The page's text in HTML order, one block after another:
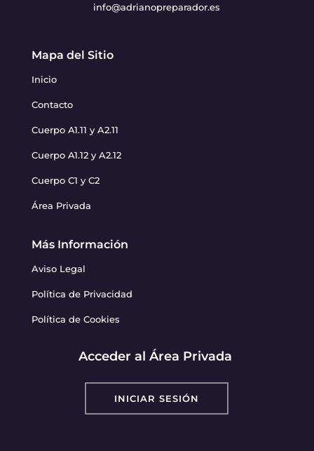
info@adrianopreparador.es
Mapa del Sitio
Inicio
Contacto
Cuerpo A1.11 y A2.11
Cuerpo A1.12 y A2.12
Cuerpo C1 y C2
Área Privada
Más Información
Aviso Legal
Política de Privacidad
Política de Cookies
Acceder al Área Privada
INICIAR SESIÓN